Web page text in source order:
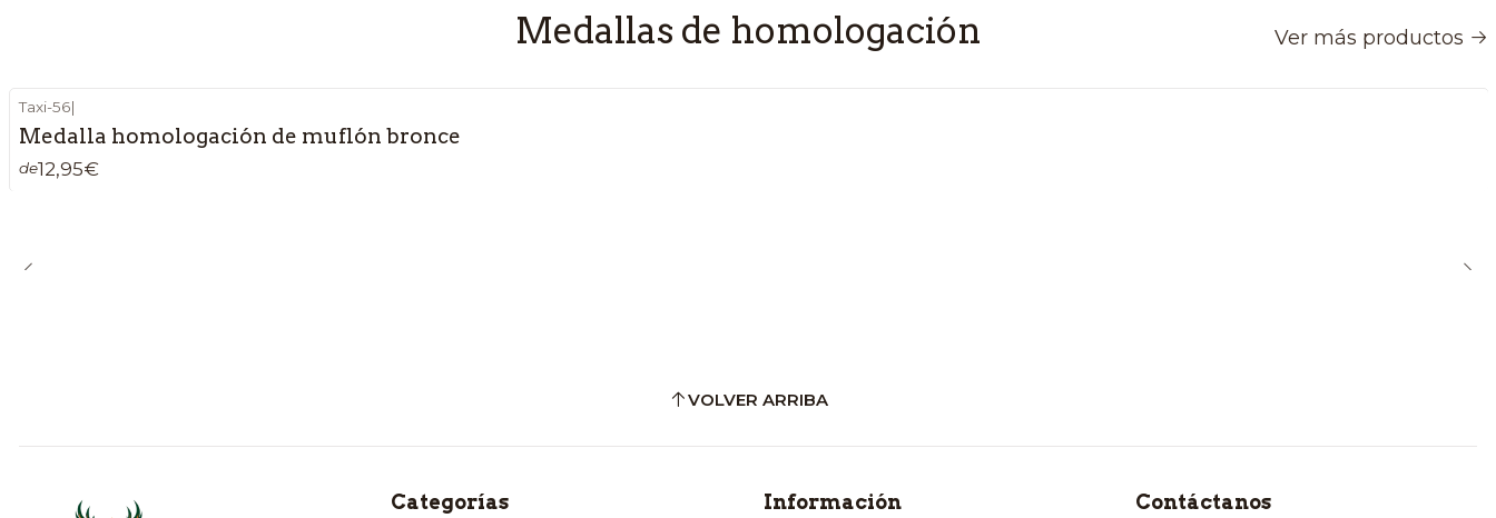
Medallas de homologación Ver más productos
Taxi-56|
Medalla homologación de muflón bronce
de12,95€
VOLVER ARRIBA
Categorías Información Contáctanos